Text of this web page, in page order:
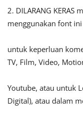
2. DILARANG
menggunakan font ini
untuk keperluan
TV, Film, Video,
Youtube, atau untuk
Digital), atau dalam